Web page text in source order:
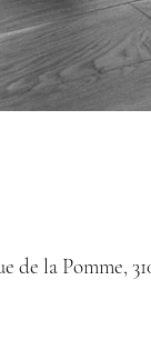
de la Pomme,